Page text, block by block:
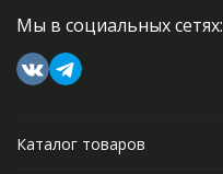
Мы в социальных сетях:
Каталог товаров